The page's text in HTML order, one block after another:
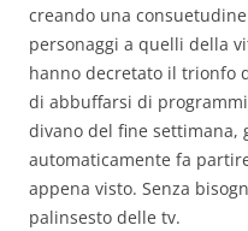
creando una
personaggi a quelli della
hanno decretato il trionfo
di abbuffarsi di
divano del fine settimana,
automaticamente fa
appena visto. Senza
palinsesto delle tv.